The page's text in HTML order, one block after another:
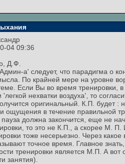
04 09:36
Д.Ф.
а' следует, что парадигма о
По крайней мере на уровне
Если Вы во время тренировки,
'легкой нехватки воздуха', то
оригинальный. К.П. будет
ощущения в течение правильной
пауза должна закончится, еще не
то это не К.П., а скорее М.
тоже несерьезно. Через
точное время. Главное
тренировки является М.П. А вот
занятия).